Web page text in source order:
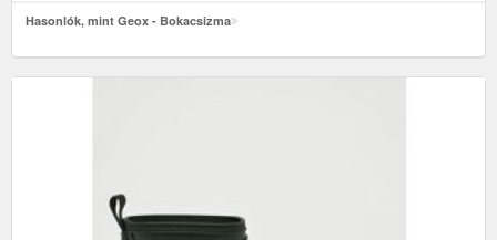
Hasonlók, mint Geox - Bokacsizma